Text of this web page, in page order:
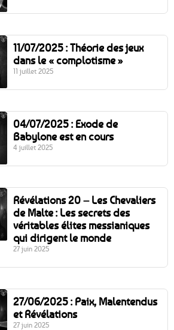
11/07/2025 : Théorie des jeux
dans le « complotisme »
11 juillet 2025
04/07/2025 : Exode de
Babylone est en cours
4 juillet 2025
Révélations 20 – Les Chevaliers
de Malte : Les secrets des
véritables élites messianiques
qui dirigent le monde
27 juin 2025
27/06/2025 : Paix, Malentendus
et Révélations
27 juin 2025